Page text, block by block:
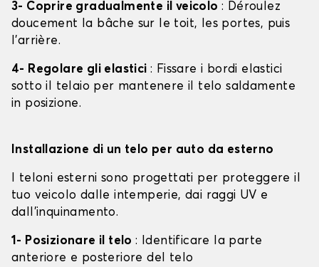
3- Coprire gradualmente il veicolo : Déroulez
doucement la bâche sur le toit, les portes, puis
l'arrière.
4- Regolare gli elastici : Fissare i bordi elastici
sotto il telaio per mantenere il telo saldamente
in posizione.
Installazione di un telo per auto da esterno
I teloni esterni sono progettati per proteggere il
tuo veicolo dalle intemperie, dai raggi UV e
dall'inquinamento.
1- Posizionare il telo: Identificare la parte
anteriore e posteriore del telo